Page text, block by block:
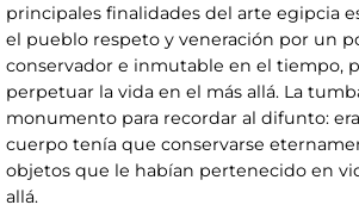
principales finalidades del arte egipcia
el pueblo respeto y veneración por un
conservador e inmutable en el tiempo,
perpetuar la vida en el más allá. La
monumento para recordar al difunto:
cuerpo tenía que conservarse
objetos que le habían pertenecido en
allá.